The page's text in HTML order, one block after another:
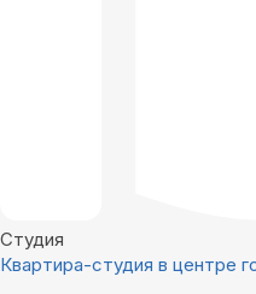
Студия
Квартира-студия в центре